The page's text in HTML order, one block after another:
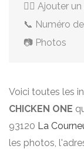
✍🏻 Ajouter un
📞 Numéro
📷 Photos
Voici toutes les
CHICKEN ONE
93120 La
les photos,